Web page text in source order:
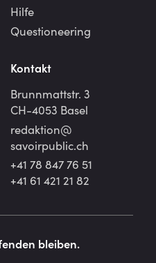
Hilfe
Questioneering
Kontakt
Brunnmattstr. 3
CH-4053 Basel
redaktion@
savoirpublic.ch
+41 78 847 76 51
+41 61 421 21 82
bleiben.